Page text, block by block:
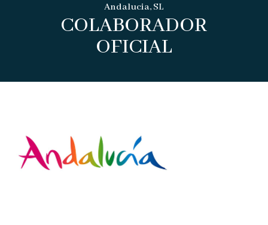
Andalucia, SL
COLABORADOR
OFICIAL